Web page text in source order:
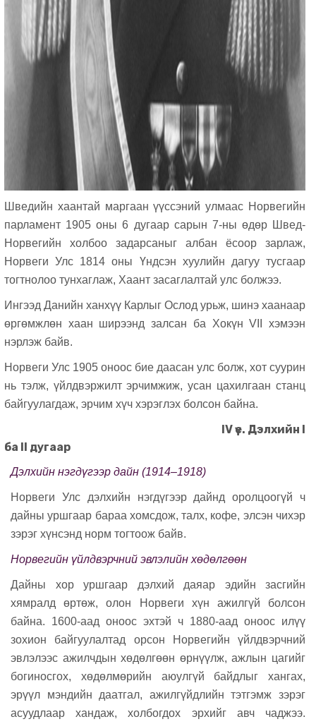
Шведийн хаантай маргаан үүссэний улмаас Норвегийн
парламент 1905 оны 6 дугаар сарын 7-ны өдөр Швед-
Норвегийн холбоо задарсаныг албан ёсоор зарлаж,
Норвеги Улс 1814 оны Үндсэн хуулийн дагуу тусгаар
тогтнолоо тунхаглаж, Хаант засаглалтай улс болжээ.
Ингээд Данийн ханхүү Карлыг Ослод урьж, шинэ хаанаар
өргөмжлөн хаан ширээнд залсан ба Хокүн VII хэмээн
нэрлэж байв.
Норвеги Улс 1905 оноос бие даасан улс болж, хот суурин
нь тэлж, үйлдвэржилт эрчимжиж, усан цахилгаан станц
байгуулагдаж, эрчим хүч хэрэглэх болсон байна.
IV үе. Дэлхийн I
ба II дугаар
Дэлхийн нэгдүгээр дайн (1914–1918)
Норвеги Улс дэлхийн нэгдүгээр дайнд оролцоогүй ч
дайны уршгаар бараа хомсдож, талх, кофе, элсэн чихэр
зэрэг хүнсэнд норм тогтоож байв.
Норвегийн үйлдвэрчний эвлэлийн хөдөлгөөн
Дайны хор уршгаар дэлхий даяар эдийн засгийн
хямралд өртөж, олон Норвеги хүн ажилгүй болсон
байна. 1600-аад оноос эхтэй ч 1880-аад оноос илүү
зохион байгуулалтад орсон Норвегийн үйлдвэрчний
эвлэлээс ажилчдын хөдөлгөөн өрнүүлж, ажлын цагийг
богиносгох, хөдөлмөрийн аюулгүй байдлыг хангах,
эрүүл мэндийн даатгал, ажилгүйдлийн тэтгэмж зэрэг
асуудлаар хандаж, холбогдох эрхийг авч чаджээ.